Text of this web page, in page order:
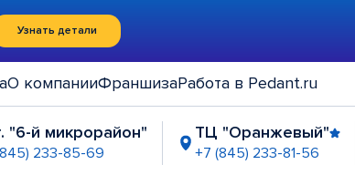
Узнать детали
О компанииФраншизаРабота в Pedant.ru
"6-й микрорайон"
233-85-69
ТЦ "Оранжевый"
+7 (845) 233-81-56